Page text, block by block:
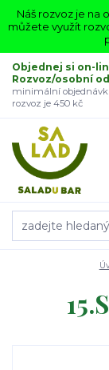
Náš rozvoz je na
můžete využít
Objednej si on-
Rozvoz/osobní
minimální
rozvoz je 450 kč